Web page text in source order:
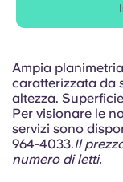
Ampia
caratterizzata da
altezza.
Per visionare le
servizi sono
964-4033.Il
numero di letti.